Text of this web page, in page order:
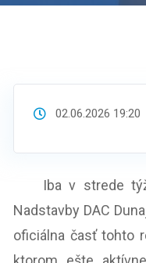
02.06.2026 19:20
Iba v strede
Nadstavby DAC
oficiálna časť tohto